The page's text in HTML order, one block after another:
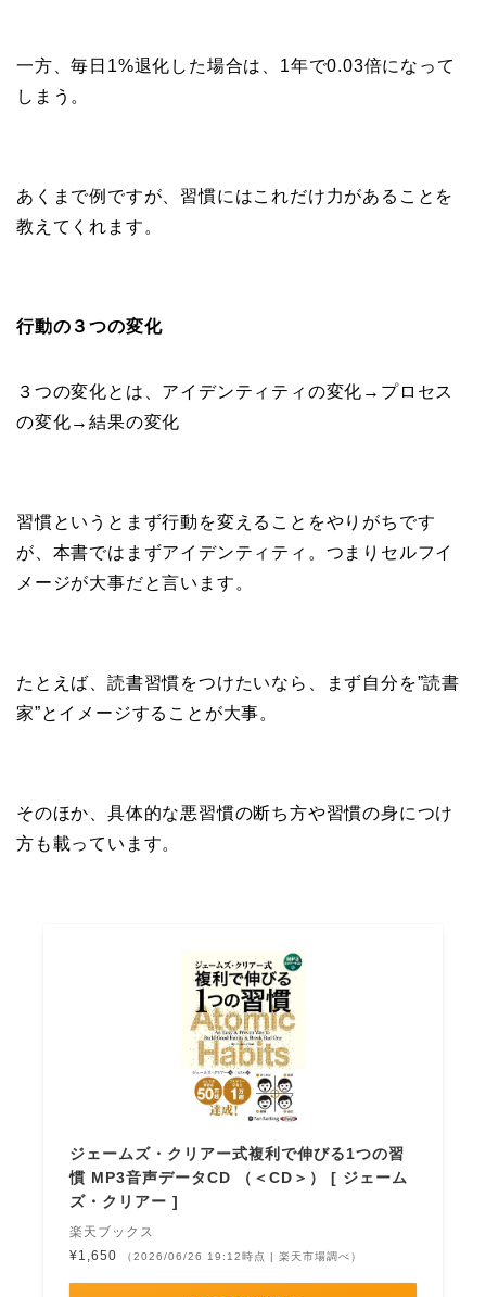
一方、毎日1%退化した場合は、1年で0.03倍になって
しまう。
あくまで例ですが、習慣にはこれだけ力があることを
教えてくれます。
行動の３つの変化
３つの変化とは、アイデンティティの変化→プロセス
の変化→結果の変化
習慣というとまず行動を変えることをやりがちです
が、本書ではまずアイデンティティ。つまりセルフイ
メージが大事だと言います。
たとえば、読書習慣をつけたいなら、まず自分を”読書
家”とイメージすることが大事。
そのほか、具体的な悪習慣の断ち方や習慣の身につけ
方も載っています。
ジェームズ・クリアー式複利で伸びる1つの習
慣 MP3音声データCD （＜CD＞） [ ジェーム
ズ・クリアー ]
楽天ブックス
¥1,650
（2026/06/26 19:12時点 | 楽天市場調べ）